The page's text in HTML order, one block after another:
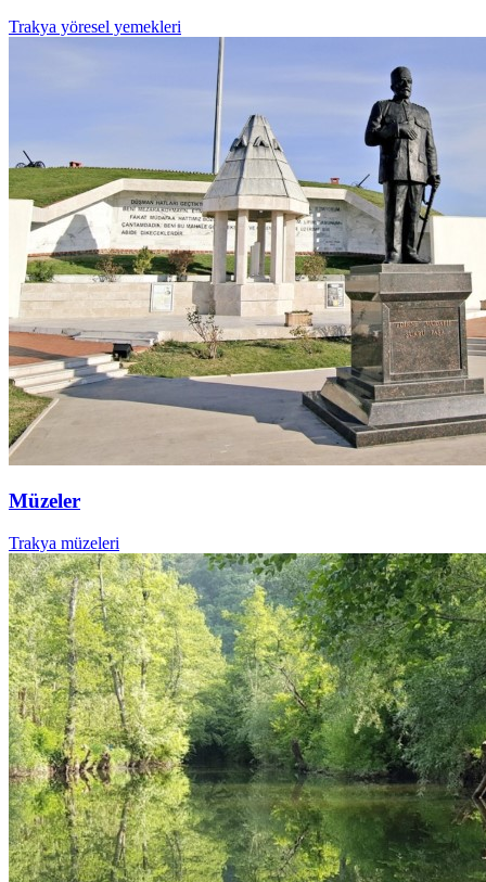
Trakya yöresel yemekleri
Müzeler
Trakya müzeleri